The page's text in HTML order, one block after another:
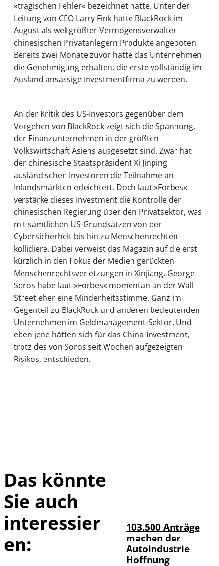
»tragischen Fehler« bezeichnet hatte. Unter der
Leitung von CEO Larry Fink hatte BlackRock im
August als weltgrößter Vermögensverwalter
chinesischen Privatanlegern Produkte angeboten.
Bereits zwei Monate zuvor hatte das Unternehmen
die Genehmigung erhalten, die erste vollständig im
Ausland ansässige Investmentfirma zu werden.
An der Kritik des US-Investors gegenüber dem
Vorgehen von BlackRock zeigt sich die Spannung,
der Finanzunternehmen in der größten
Volkswirtschaft Asiens ausgesetzt sind. Zwar hat
der chinesische Staatspräsident Xi Jinping
ausländischen Investoren die Teilnahme an
Inlandsmärkten erleichtert. Doch laut »Forbes«
verstärke dieses Investment die Kontrolle der
chinesischen Regierung über den Privatsektor, was
mit sämtlichen US-Grundsätzen von der
Cybersicherheit bis hin zu Menschenrechten
kollidiere. Dabei verweist das Magazin auf die erst
kürzlich in den Fokus der Medien gerückten
Menschenrechtsverletzungen in Xinjiang. George
Soros habe laut »Forbes« momentan an der Wall
Street eher eine Minderheitsstimme. Ganz im
Gegenteil zu BlackRock und anderen bedeutenden
Unternehmen im Geldmanagement-Sektor. Und
eben jene hätten sich für das China-Investment,
trotz des von Soros seit Wochen aufgezeigten
Risikos, entschieden.
Das könnte
Sie auch
interessier
en:
103.500 Anträge
machen der
Autoindustrie
Hoffnung